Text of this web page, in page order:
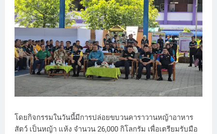
โดยกิจกรรมในวันนี้มีการปล่อยขบวนคาราวานหญ้าอาหาร
สัตว์ เป็นหญ้า แห้ง จำนวน 26,000 กิโลกรัม เพื่อเตรียมรับมือ